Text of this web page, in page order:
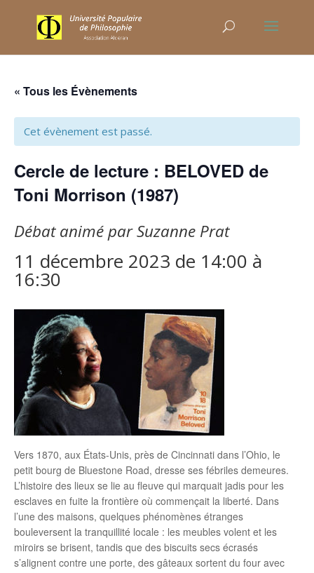
« Tous les Évènements
Cet évènement est passé.
Cercle de lecture : BELOVED de
Toni Morrison (1987)
Débat animé par Suzanne Prat
11 décembre 2023 de 14:00 à
16:30
Vers 1870, aux États-Unis, près de Cincinnati dans l’Ohio, le
petit bourg de Bluestone Road, dresse ses fébriles demeures.
L’histoire des lieux se lie au fleuve qui marquait jadis pour les
esclaves en fuite la frontière où commençait la liberté. Dans
l’une des maisons, quelques phénomènes étranges
bouleversent la tranquillité locale : les meubles volent et les
miroirs se brisent, tandis que des biscuits secs écrasés
s’alignent contre une porte, des gâteaux sortent du four avec